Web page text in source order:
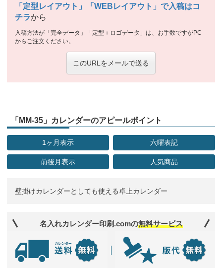
「定型レイアウト」「WEBレイアウト」で入稿はコ
チラから
入稿方法が「完全データ」「定型＋ロゴデータ」は、お手数ですがPC
からご注文ください。
このURLをメールで送る
「MM-35」カレンダーのアピールポイント
1ヶ月表示 六曜表記
前後月表示 人気商品
壁掛けカレンダーとしても使える卓上カレンダー
名入れカレンダー印刷.comの無料サービス